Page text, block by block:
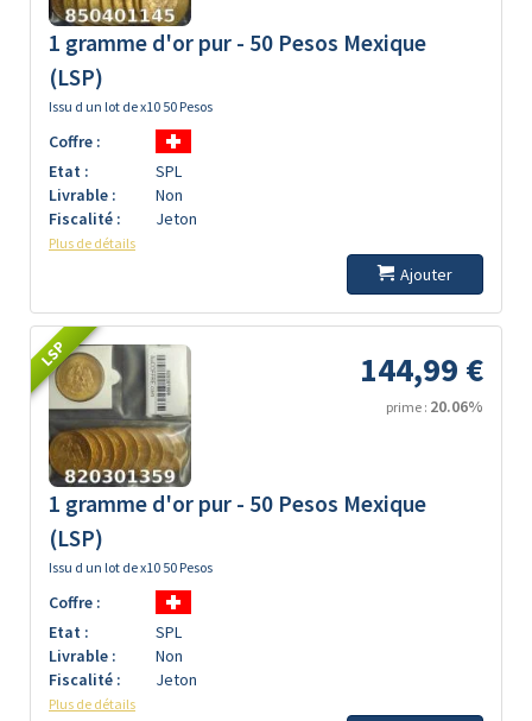
1 gramme d'or pur - 50 Pesos Mexique
(LSP)
Issu d un lot de x10 50 Pesos
Coffre :
Etat :
SPL
Livrable :
Non
Fiscalité :
Jeton
Plus de détails
Ajouter
LSP 144,99 €
prime : 20.06%
1 gramme d'or pur - 50 Pesos Mexique
(LSP)
Issu d un lot de x10 50 Pesos
Coffre :
Etat :
SPL
Livrable :
Non
Fiscalité :
Jeton
Plus de détails